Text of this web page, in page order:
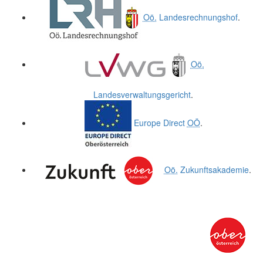
Oö. Landesrechnungshof.
Oö.
Landesverwaltungsgericht.
Europe Direct OÖ.
Oö. Zukunftsakademie.